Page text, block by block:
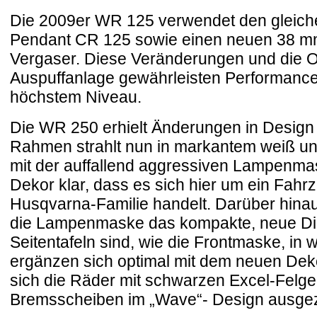
Die 2009er WR 125 verwendet den
Pendant CR 125 sowie einen neuen 38
Vergaser. Diese Veränderungen und die
Auspuffanlage gewährleisten
höchstem Niveau.
Die WR 250 erhielt Änderungen in
Rahmen strahlt nun in markantem weiß
mit der auffallend aggressiven
Dekor klar, dass es sich hier um ein
Husqvarna-Familie handelt. Darüber
die Lampenmaske das kompakte, neue
Seitentafeln sind, wie die Frontmaske, in
ergänzen sich optimal mit dem neuen
sich die Räder mit schwarzen Excel-
Bremsscheiben im „Wave“- Design